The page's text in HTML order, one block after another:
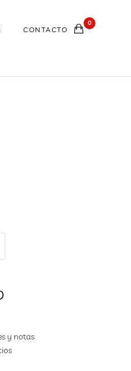
CONTACTO
0
y notas